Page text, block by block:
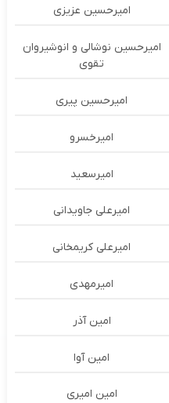
امیرحسین عزیزی
امیرحسین نوشالی و انوشیروان
تقوی
امیرحسین پیری
امیرخسرو
امیرسعید
امیرعلی جاویدانی
امیرعلی کریمخانی
امیرمهدی
امین آذر
امین آوا
امین امیری